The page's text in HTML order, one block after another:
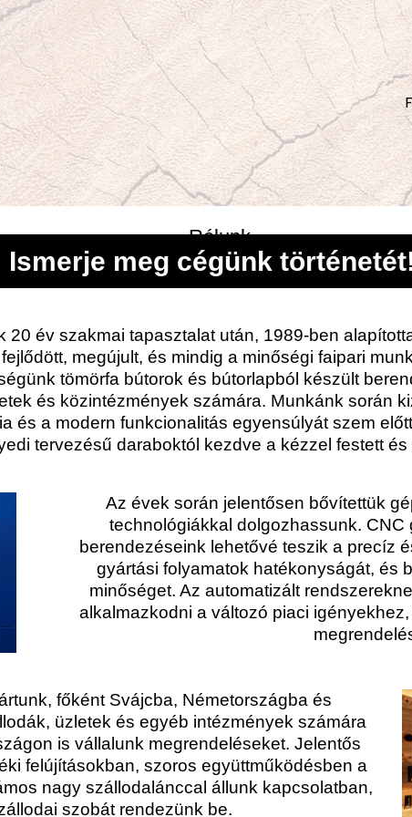
Rólunk
Ismerje meg cégünk
év szakmai tapasztalat után, 1989-ben
megújult, és mindig a minőségi faipari
tömörfa bútorok és bútorlapból készült
és közintézmények számára. Munkánk során
és a modern funkcionalitás egyensúlyát szem
tervezésű daraboktól kezdve a kézzel festett
Az évek során jelentősen bővítettük
technológiákkal dolgozhassunk.
berendezéseink lehetővé teszik a precíz
gyártási folyamatok hatékonyságát, és
minőséget. Az automatizált
alkalmazkodni a változó piaci
főként Svájcba, Németországba és
üzletek és egyéb intézmények számára
is vállalunk megrendeléseket. Jelentős
felújításokban, szoros együttműködésben a
nagy szállodalánccal állunk kapcsolatban,
szobát rendezünk be.